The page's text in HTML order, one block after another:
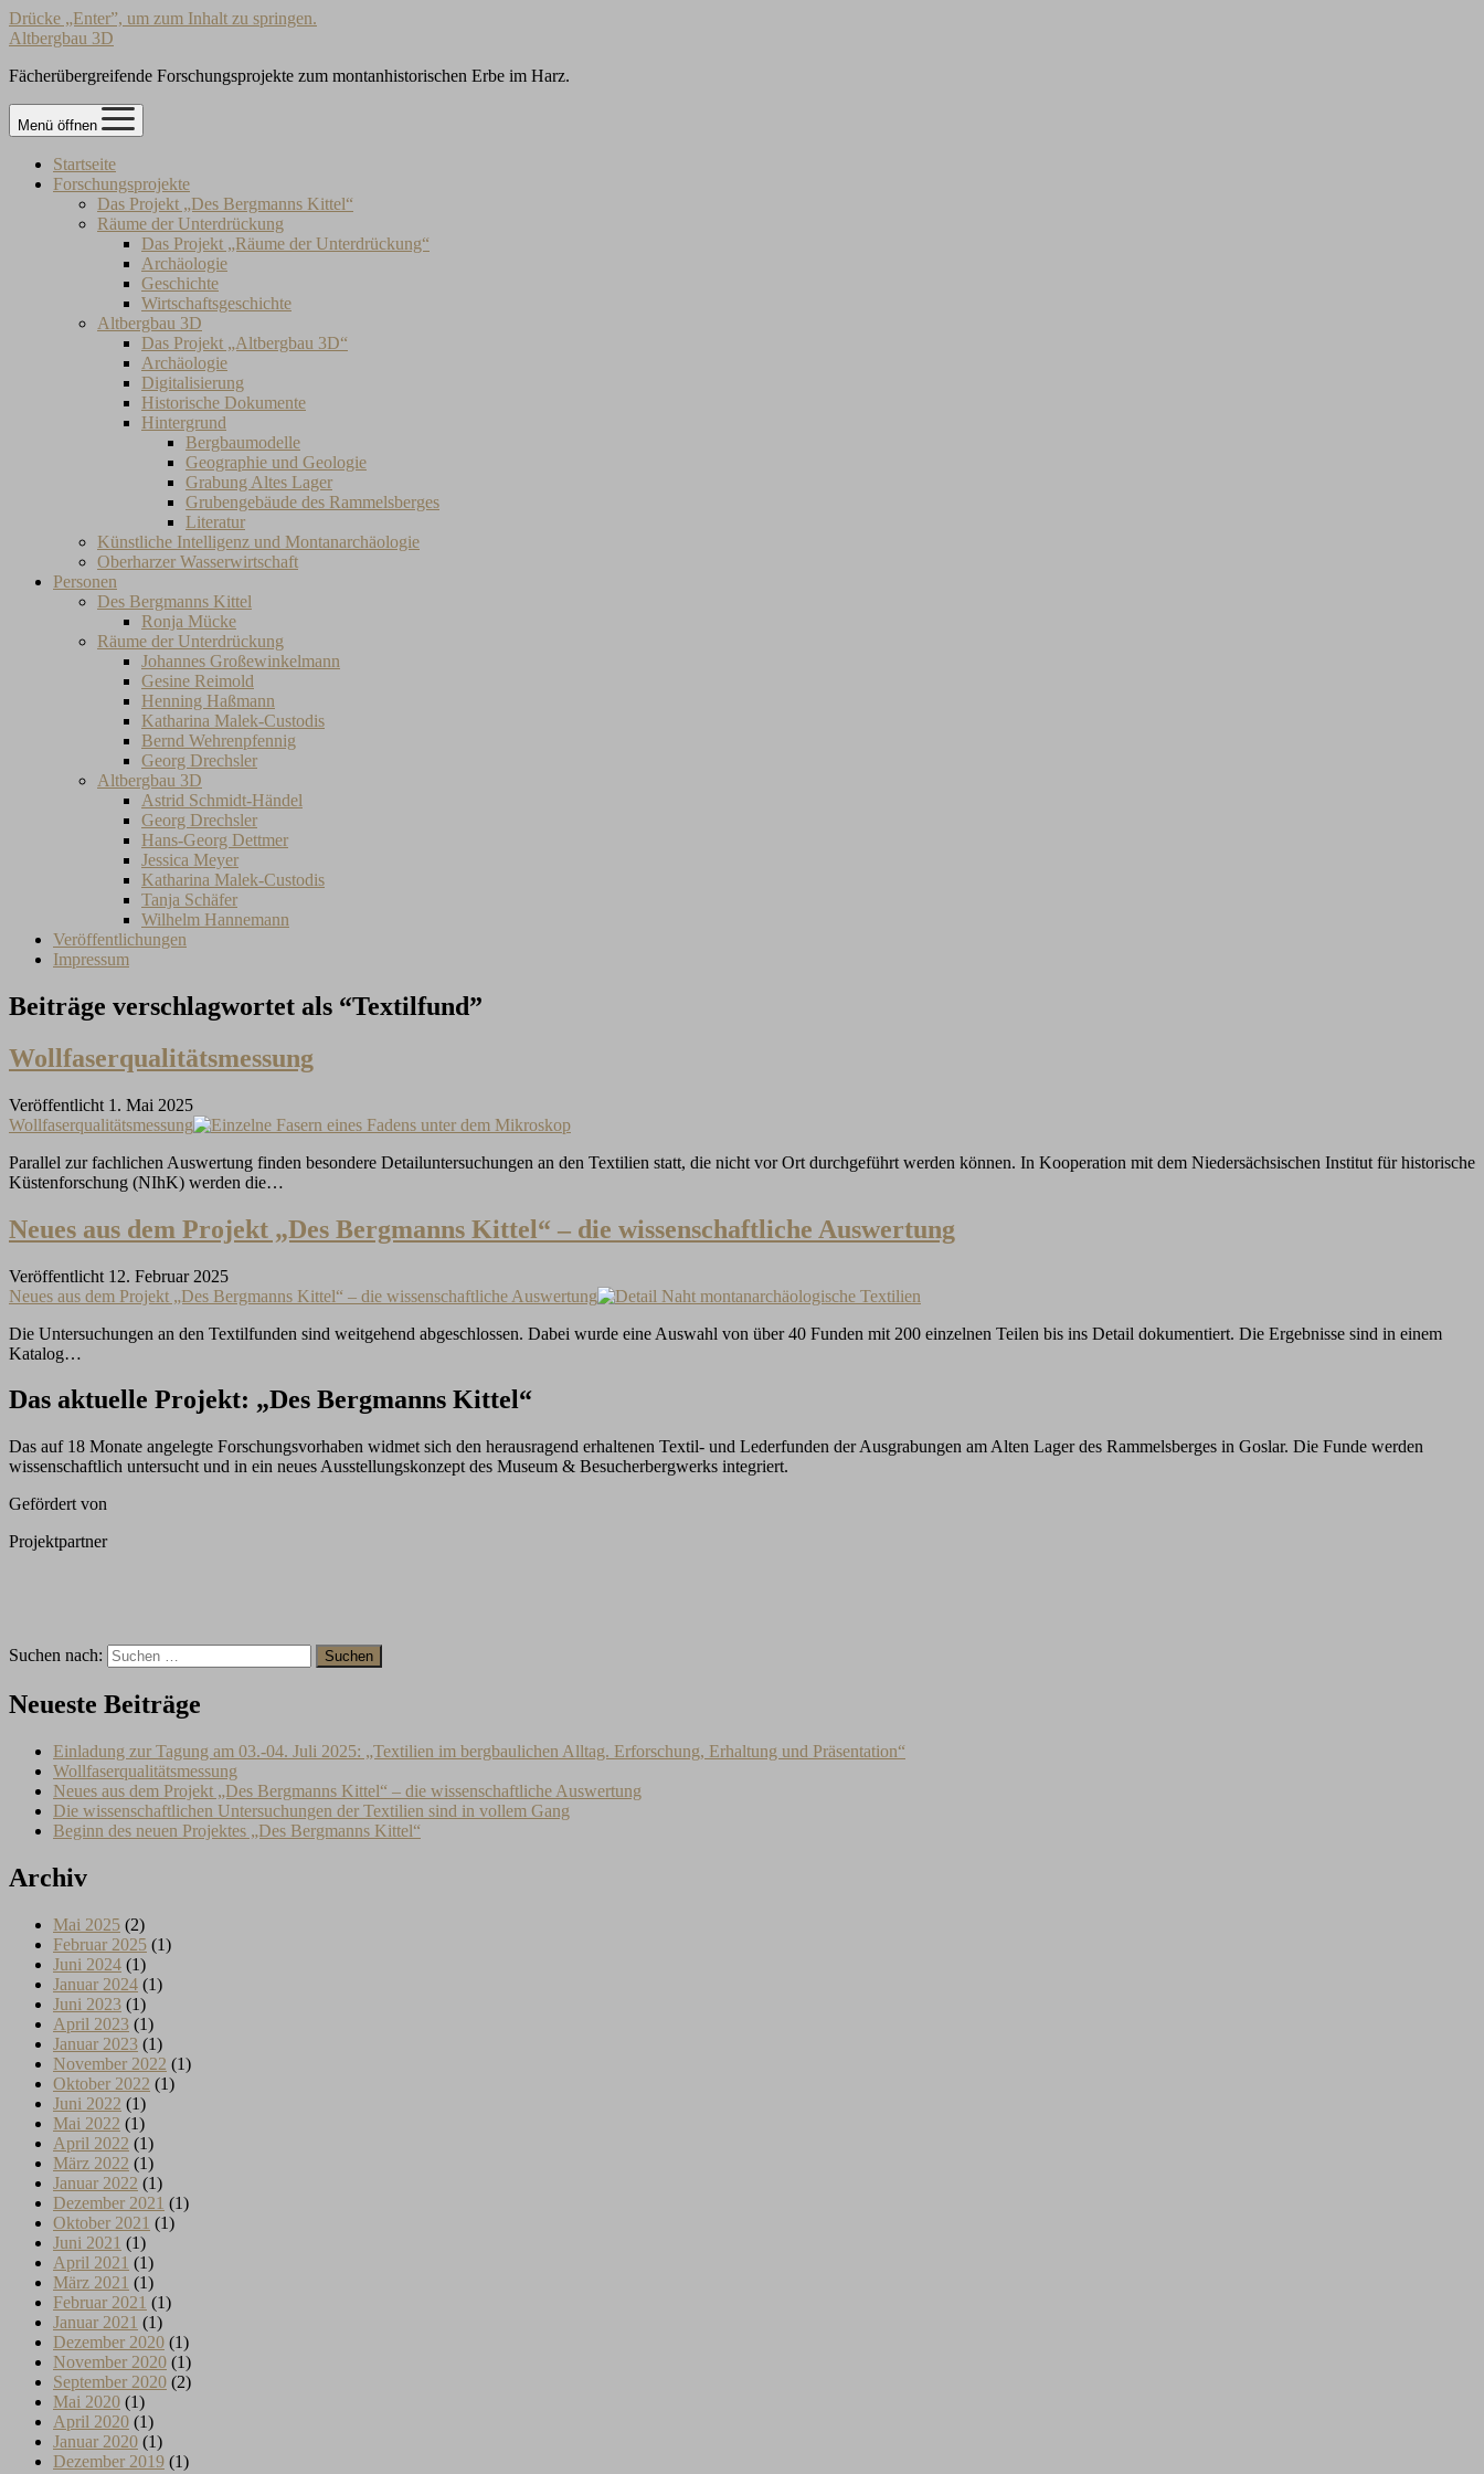
Drücke „Enter”, um zum Inhalt zu springen.
Altbergbau 3D
Fächerübergreifende Forschungsprojekte zum montanhistorischen Erbe im Harz.
Menü öffnen
Startseite
Forschungsprojekte
Das Projekt „Des Bergmanns Kittel“
Räume der Unterdrückung
Das Projekt „Räume der Unterdrückung“
Archäologie
Geschichte
Wirtschaftsgeschichte
Altbergbau 3D
Das Projekt „Altbergbau 3D“
Archäologie
Digitalisierung
Historische Dokumente
Hintergrund
Bergbaumodelle
Geographie und Geologie
Grabung Altes Lager
Grubengebäude des Rammelsberges
Literatur
Künstliche Intelligenz und Montanarchäologie
Oberharzer Wasserwirtschaft
Personen
Des Bergmanns Kittel
Ronja Mücke
Räume der Unterdrückung
Johannes Großewinkelmann
Gesine Reimold
Henning Haßmann
Katharina Malek-Custodis
Bernd Wehrenpfennig
Georg Drechsler
Altbergbau 3D
Astrid Schmidt-Händel
Georg Drechsler
Hans-Georg Dettmer
Jessica Meyer
Katharina Malek-Custodis
Tanja Schäfer
Wilhelm Hannemann
Veröffentlichungen
Impressum
Beiträge verschlagwortet als “Textilfund”
Wollfaserqualitätsmessung
Veröffentlicht 1. Mai 2025
Wollfaserqualitätsmessung
Parallel zur fachlichen Auswertung finden besondere Detailuntersuchungen an den Textilien statt, die nicht vor Ort durchgeführt werden können. In Kooperation mit dem Niedersächsischen Institut für historische
Küstenforschung (NIhK) werden die…
Neues aus dem Projekt „Des Bergmanns Kittel“ – die wissenschaftliche Auswertung
Veröffentlicht 12. Februar 2025
Neues aus dem Projekt „Des Bergmanns Kittel“ – die wissenschaftliche Auswertung
Die Untersuchungen an den Textilfunden sind weitgehend abgeschlossen. Dabei wurde eine Auswahl von über 40 Funden mit 200 einzelnen Teilen bis ins Detail dokumentiert. Die Ergebnisse sind in einem
Katalog…
Das aktuelle Projekt: „Des Bergmanns Kittel“
Das auf 18 Monate angelegte Forschungsvorhaben widmet sich den herausragend erhaltenen Textil- und Lederfunden der Ausgrabungen am Alten Lager des Rammelsberges in Goslar. Die Funde werden
wissenschaftlich untersucht und in ein neues Ausstellungskonzept des Museum & Besucherbergwerks integriert.
Gefördert von
Projektpartner
Suchen nach:
Neueste Beiträge
Einladung zur Tagung am 03.-04. Juli 2025: „Textilien im bergbaulichen Alltag. Erforschung, Erhaltung und Präsentation“
Wollfaserqualitätsmessung
Neues aus dem Projekt „Des Bergmanns Kittel“ – die wissenschaftliche Auswertung
Die wissenschaftlichen Untersuchungen der Textilien sind in vollem Gang
Beginn des neuen Projektes „Des Bergmanns Kittel“
Archiv
Mai 2025 (2)
Februar 2025 (1)
Juni 2024 (1)
Januar 2024 (1)
Juni 2023 (1)
April 2023 (1)
Januar 2023 (1)
November 2022 (1)
Oktober 2022 (1)
Juni 2022 (1)
Mai 2022 (1)
April 2022 (1)
März 2022 (1)
Januar 2022 (1)
Dezember 2021 (1)
Oktober 2021 (1)
Juni 2021 (1)
April 2021 (1)
März 2021 (1)
Februar 2021 (1)
Januar 2021 (1)
Dezember 2020 (1)
November 2020 (1)
September 2020 (2)
Mai 2020 (1)
April 2020 (1)
Januar 2020 (1)
Dezember 2019 (1)